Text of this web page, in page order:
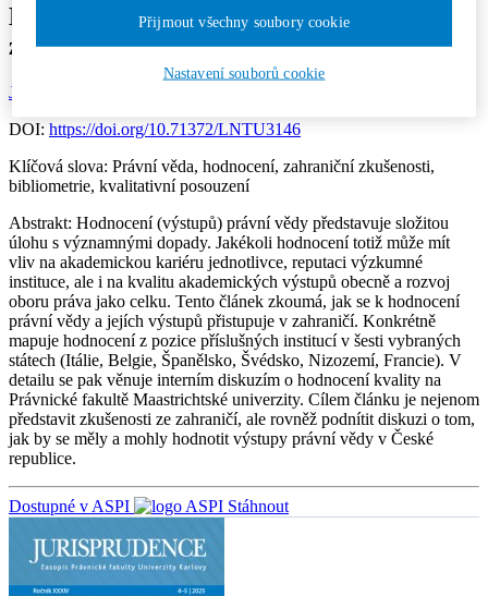
Hodnocení právní vědy – zkušenosti ze
zahraničí
Jurisprudence 4-5/2025
DOI: https://doi.org/10.71372/LNTU3146
Klíčová slova: Právní věda, hodnocení, zahraniční zkušenosti,
bibliometrie, kvalitativní posouzení
Abstrakt: Hodnocení (výstupů) právní vědy představuje složitou
úlohu s významnými dopady. Jakékoli hodnocení totiž může mít
vliv na akademickou kariéru jednotlivce, reputaci výzkumné
instituce, ale i na kvalitu akademických výstupů obecně a rozvoj
oboru práva jako celku. Tento článek zkoumá, jak se k hodnocení
právní vědy a jejích výstupů přistupuje v zahraničí. Konkrétně
mapuje hodnocení z pozice příslušných institucí v šesti vybraných
státech (Itálie, Belgie, Španělsko, Švédsko, Nizozemí, Francie). V
detailu se pak věnuje interním diskuzím o hodnocení kvality na
Právnické fakultě Maastrichtské univerzity. Cílem článku je nejenom
představit zkušenosti ze zahraničí, ale rovněž podnítit diskuzi o tom,
jak by se měly a mohly hodnotit výstupy právní vědy v České
republice.
Dostupné v ASPI Stáhnout
Nastavení souborů cookie
Přijmout všechny soubory cookie